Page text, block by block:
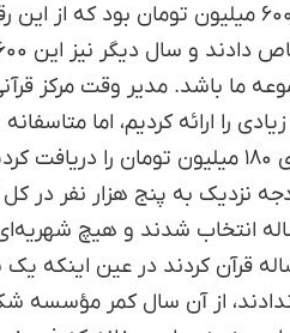
ما باشد. مدیر وقت مرکز
را ارائه کردیم، اما
این بودجه نزدیک به پنج هزار
ساله انتخاب شدند و هیچ
قرآن کردند در عین اینکه یک
از آن سال کمر